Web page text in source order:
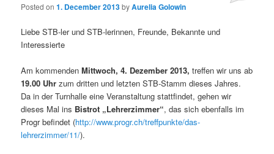
Posted on1. December 2013byAurelia Golowin
Liebe STB-ler und STB-lerinnen, Freunde, Bekannte und
Interessierte
Am kommendenMittwoch, 4. Dezember 2013, treffen wir uns ab
19.00 Uhr zum dritten und letzten STB-Stamm dieses Jahres.
Da in der Turnhalle eine Veranstaltung stattfindet, gehen wir
dieses Mal ins Bistrot „Lehrerzimmer“, das sich ebenfalls im
Progr befindet (http://www.progr.ch/treffpunkte/das-
lehrerzimmer/11/).